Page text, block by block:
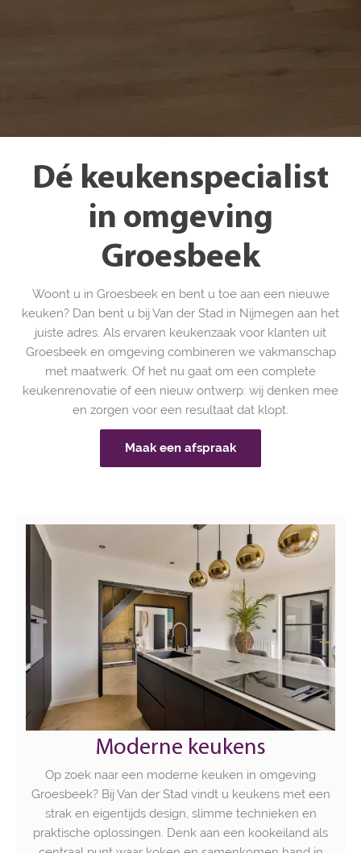
Dé keukenspecialist
in omgeving
Groesbeek
Woont u in Groesbeek en bent u toe aan een nieuwe
keuken? Dan bent u bij Van der Stad in Nijmegen aan het
juiste adres. Als ervaren keukenzaak voor klanten uit
Groesbeek en omgeving combineren we vakmanschap
met maatwerk. Of het nu gaat om een complete
keukenrenovatie of een nieuw ontwerp: wij denken mee
en zorgen voor een resultaat dat klopt.
Maak een afspraak
Moderne keukens
Op zoek naar een moderne keuken in omgeving
Groesbeek? Bij Van der Stad vindt u keukens met een
strak en eigentijds design, slimme technieken en
praktische oplossingen. Denk aan een kookeiland als